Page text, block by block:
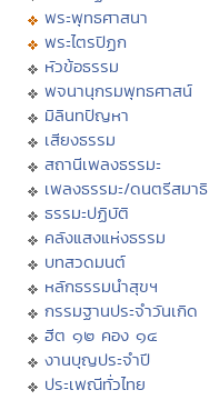
พระพุทธศาสนา
พระไตรปิฏก
หัวข้อธรรม
พจนานุกรมพุทธศาสน์
มิลินทปัญหา
เสียงธรรม
สถานีเพลงธรรมะ
เพลงธรรมะ/ดนตรีสมาธิ
ธรรมะปฏิบัติ
คลังแสงแห่งธรรม
บทสวดมนต์
หลักธรรมนำสุขฯ
กรรมฐานประจำวันเกิด
ฮีต ๑๒ คอง ๑๔
งานบุญประจำปี
ประเพณีทั่วไทย